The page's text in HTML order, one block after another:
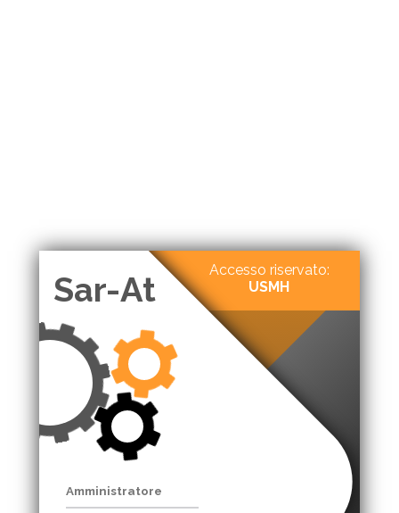
Sar-At
Accesso riservato:
USMH